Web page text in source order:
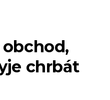
chrbát